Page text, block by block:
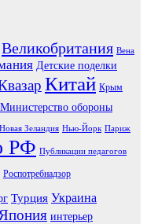
Великобритания Вена
Детские поделки
Китай Крым
Министерство обороны
Новая Зеландия Нью-Йорк Париж
РФ Публикации педагогов
Роспотребнадзор
Турция Украина
Япония интерьер